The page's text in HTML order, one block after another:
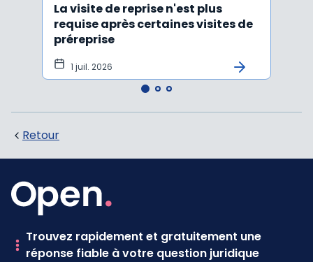
La visite de reprise n'est plus
requise après certaines visites de
préreprise
1 juil. 2026
Retour
Trouvez rapidement et gratuitement une
réponse fiable à votre question juridique